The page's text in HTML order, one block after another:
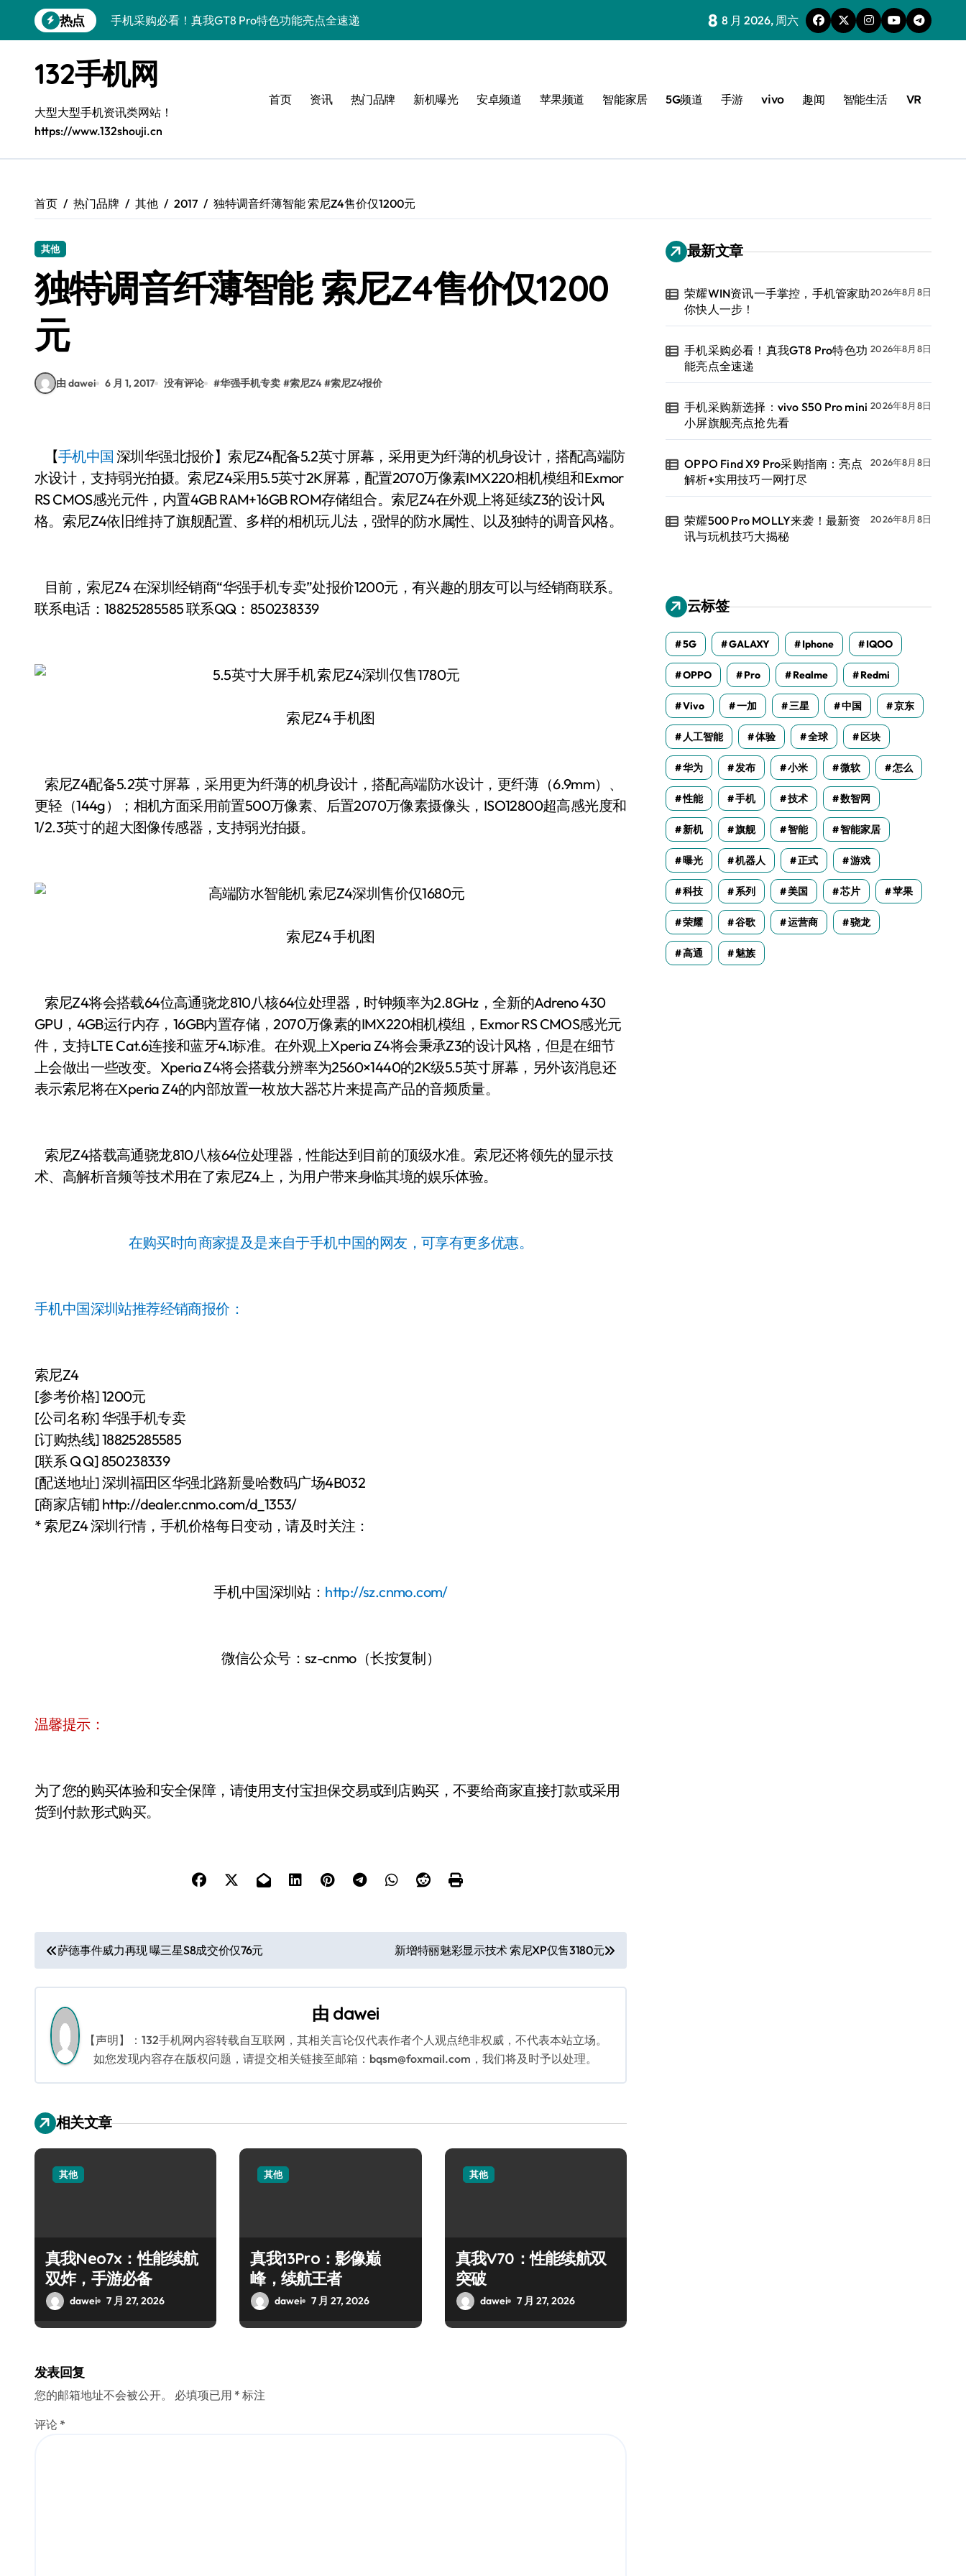
到
热点
手机采购必看！真我GT8 Pro特色功能亮点全速递
OPPO Find X9 Pro采购指南：亮点解析+实用技巧一网打尽
荣耀500 Pro MOLLY来袭！最新资讯与玩机技巧大揭秘
手机采购必看！REDMI K90亮点配置全解析，一文览尽！
荣耀ROBOT PHONE采购首选，畅享智能生活一手资讯！
三星Galaxy Z Fold7来袭，创新科技助力手机采购新选择！
荣耀WIN资讯一手掌控，手机管家助你快人一步！
8 8 月 2026, 周六
132手机网
大型大型手机资讯类网站！
https://www.132shouji.cn
首页 资讯 热门品牌 新机曝光 安卓频道 苹果频道 智能家居 5G频道 手游 vivo 趣闻 智能生活 VR
首页 热门品牌 其他 2017 独特调音纤薄智能 索尼Z4售价仅1200元
其他
独特调音纤薄智能 索尼Z4售价仅1200
元
由 dawei 6 月 1, 2017 没有评论 #华强手机专卖 #索尼Z4 #索尼Z4报价
【手机中国 深圳华强北报价】索尼Z4配备5.2英寸屏幕，采用更为纤薄的机身设计，搭配高端防
水设计，支持弱光拍摄。索尼Z4采用5.5英寸2K屏幕，配置2070万像素IMX220相机模组和Exmor
RS CMOS感光元件，内置4GB RAM+16GB ROM存储组合。索尼Z4在外观上将延续Z3的设计风
格。索尼Z4依旧维持了旗舰配置、多样的相机玩儿法，强悍的防水属性、以及独特的调音风格。
目前，索尼Z4 在深圳经销商“华强手机专卖”处报价1200元，有兴趣的朋友可以与经销商联系。
联系电话： 18825285585联系QQ：850238339
索尼Z4 手机图
索尼Z4配备5.2英寸屏幕，采用更为纤薄的机身设计，搭配高端防水设计，更纤薄（6.9mm）、
更轻（144g）；相机方面采用前置500万像素、后置2070万像素摄像头，ISO12800超高感光度和
1/2.3英寸的超大图像传感器，支持弱光拍摄。
索尼Z4 手机图
索尼Z4将会搭载64位高通骁龙810八核64位处理器，时钟频率为2.8GHz，全新的Adreno 430
GPU，4GB运行内存，16GB内置存储，2070万像素的IMX220相机模组，Exmor RS CMOS感光元
件，支持LTE Cat.6连接和蓝牙4.1标准。在外观上Xperia Z4将会秉承Z3的设计风格，但是在细节
上会做出一些改变。Xperia Z4将会搭载分辨率为2560×1440的2K级5.5英寸屏幕，另外该消息还
表示索尼将在Xperia Z4的内部放置一枚放大器芯片来提高产品的音频质量。
索尼Z4搭载高通骁龙810八核64位处理器，性能达到目前的顶级水准。索尼还将领先的显示技
术、高解析音频等技术用在了索尼Z4上，为用户带来身临其境的娱乐体验。
在购买时向商家提及是来自于手机中国的网友，可享有更多优惠。
手机中国深圳站推荐经销商报价：
索尼Z4
[参考价格] 1200元
[公司名称] 华强手机专卖
[订购热线] 18825285585
[联系 Q Q] 850238339
[配送地址] 深圳福田区华强北路新曼哈数码广场4B032
[商家店铺] http://dealer.cnmo.com/d_1353/
* 索尼Z4 深圳行情，手机价格每日变动，请及时关注：
手机中国深圳站： http://sz.cnmo.com/
微信公众号：sz-cnmo（长按复制）
温馨提示：
为了您的购买体验和安全保障，请使用支付宝担保交易或到店购买，不要给商家直接打款或采用
货到付款形式购买。
文
章
导
航
萨德事件威力再现 曝三星S8成交价仅76元 新增特丽魅彩显示技术 索尼XP仅售3180元
由 dawei
【声明】：132手机网内容转载自互联网，其相关言论仅代表作者个人观点绝非权威，不代表本站立场。
如您发现内容存在版权问题，请提交相关链接至邮箱：bqsm@foxmail.com，我们将及时予以处理。
相关文章
其他
真我Neo7x：性能续航
双炸，手游必备
dawei 7 月 27, 2026
其他
真我13Pro：影像巅
峰，续航王者
dawei 7 月 27, 2026
其他
真我V70：性能续航双
突破
dawei 7 月 27, 2026
发表回复
您的邮箱地址不会被公开。 必填项已用 * 标注
评论 *
最新文章
荣耀WIN资讯一手掌控，手机管家助
你快人一步！
2026年8月8日
手机采购必看！真我GT8 Pro特色功
能亮点全速递
2026年8月8日
手机采购新选择：vivo S50 Pro mini
小屏旗舰亮点抢先看
2026年8月8日
OPPO Find X9 Pro采购指南：亮点
解析+实用技巧一网打尽
2026年8月8日
荣耀500 Pro MOLLY来袭！最新资
讯与玩机技巧大揭秘
2026年8月8日
云标签
5G GALAXY Iphone IQOO
OPPO Pro Realme Redmi
Vivo 一加 三星 中国 京东
人工智能 体验 全球 区块
华为 发布 小米 微软 怎么
性能 手机 技术 数智网
新机 旗舰 智能 智能家居
曝光 机器人 正式 游戏
科技 系列 美国 芯片 苹果
荣耀 谷歌 运营商 骁龙
高通 魅族